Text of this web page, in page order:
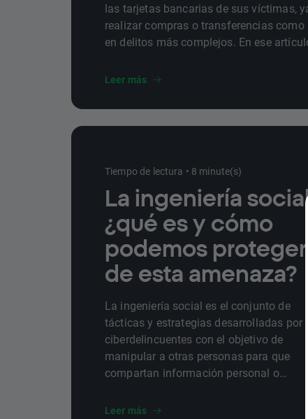
las tarjetas bancarias de sus víctimas,
realizar compras o transferencias
en delitos más complejos. En ese
ataques.
Leer más
Tiempo de lectura • 8 minute(s)
La ingeniería
¿qué es y cómo
podemos
de esta amenaza?
La ingeniería social es el conjunto de
tácticas y estrategias desarrolladas por
ciberdelincuentes con el objetivo de
manipular a otras personas para que
compartan información personal o
puedan vulnerar su seguridad. En este
Leer más